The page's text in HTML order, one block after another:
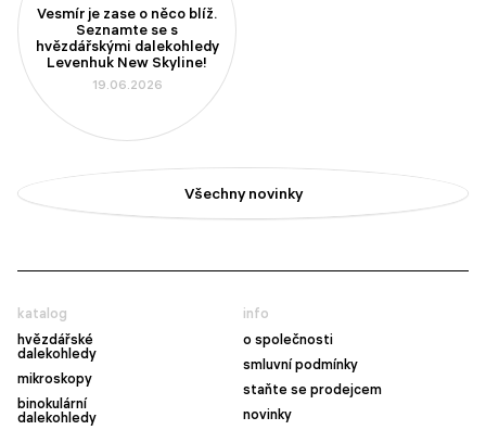
Vesmír je zase o něco blíž.
Seznamte se s
hvězdářskými dalekohledy
Levenhuk New Skyline!
19.06.2026
Všechny novinky
katalog
hvězdářské
dalekohledy
mikroskopy
binokulární
dalekohledy
info
o společnosti
smluvní podmínky
staňte se prodejcem
novinky